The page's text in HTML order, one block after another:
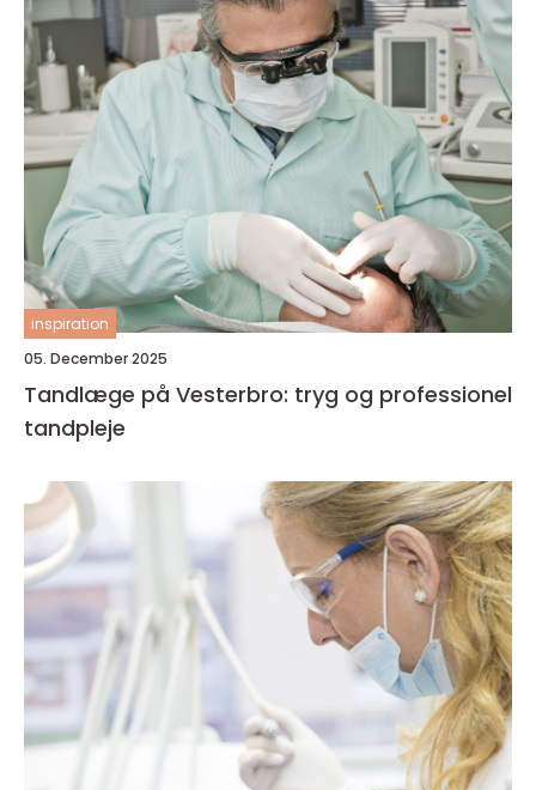
inspiration
05. December 2025
Tandlæge på Vesterbro: tryg og professionel
tandpleje